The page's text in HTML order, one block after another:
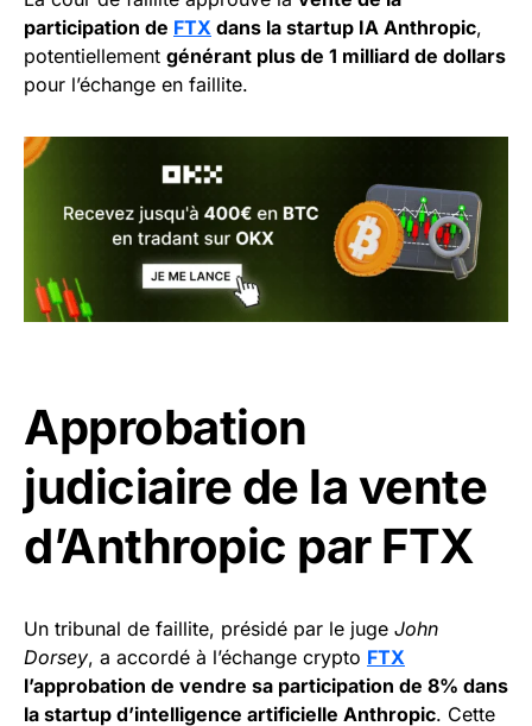
participation de FTX dans la startup IA Anthropic,
potentiellement générant plus de 1 milliard de dollars
pour l’échange en faillite.
Approbation
judiciaire de la vente
d’Anthropic par FTX
Un tribunal de faillite, présidé par le juge John
Dorsey, a accordé à l’échange crypto FTX
l’approbation de vendre sa participation de 8% dans
la startup d’intelligence artificielle Anthropic. Cette